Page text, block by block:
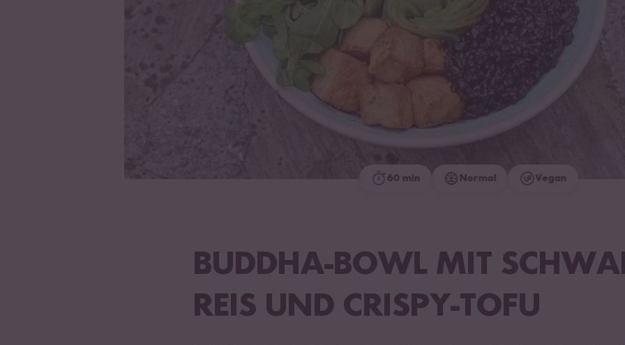
60 min Normal Vegan
BUDDHA-BOWL MIT
REIS UND CRISPY-TOFU